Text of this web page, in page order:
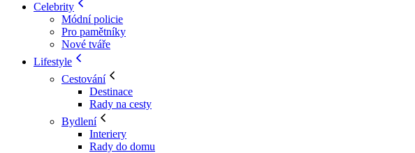
Celebrity
Módní policie
Pro pamětníky
Nové tváře
Lifestyle
Cestování
Destinace
Rady na cesty
Bydlení
Interiery
Rady do domu